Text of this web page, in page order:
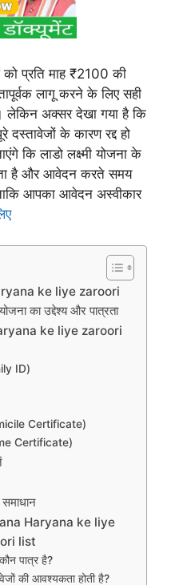
प्रति माह ₹2100 की
लागू करने के लिए सही
लेकिन अक्सर देखा गया है कि
के कारण रद्द हो
कि लाडो लक्ष्मी योजना के
है और आवेदन करते समय
आपका आवेदन अस्वीकार
ke liye zaroori
का उद्देश्य और पात्रता
ke liye zaroori
ID)
Certificate)
Certificate)
Haryana ke liye
list
पात्र है?
की आवश्यकता होती है?